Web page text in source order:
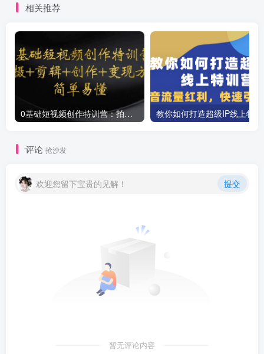
相关推荐
0基础短视频创作特训营：拍摄+剪辑+创作+变现方法
评论 抢沙发
欢迎您留下宝贵的见解！ 提交
暂无评论内容